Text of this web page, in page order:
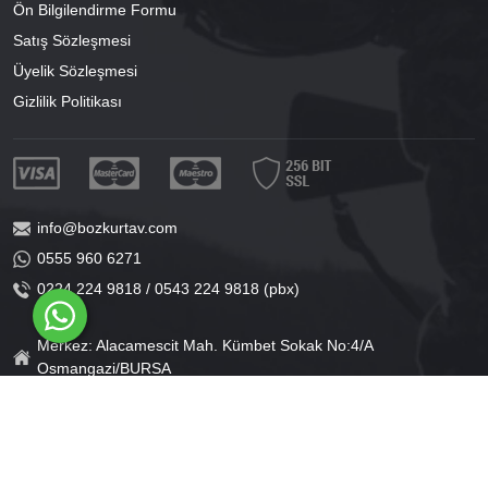
Ön Bilgilendirme Formu
Satış Sözleşmesi
Üyelik Sözleşmesi
Gizlilik Politikası
info@bozkurtav.com
0555 960 6271
0224 224 9818 / 0543 224 9818 (pbx)
Merkez: Alacamescit Mah. Kümbet Sokak No:4/A
Osmangazi/BURSA